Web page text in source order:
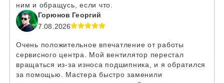
ним и обращусь, если что.
Горюнов Георгий
7.08.2026
Очень положительное впечатление от работы
сервисного центра. Мой вентилятор перестал
вращаться из-за износа подшипника, и я обратился
за помощью. Мастера быстро заменили